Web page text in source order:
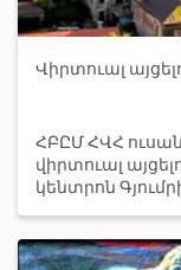
Վիրտուալ
ՀԲԸՄ ՀՎՀ
վիրտուալ
կենտրոն